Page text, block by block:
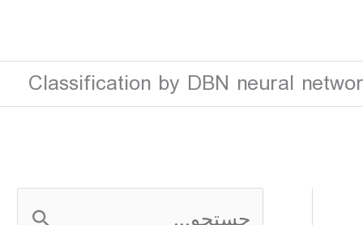
Classification by DBN neural